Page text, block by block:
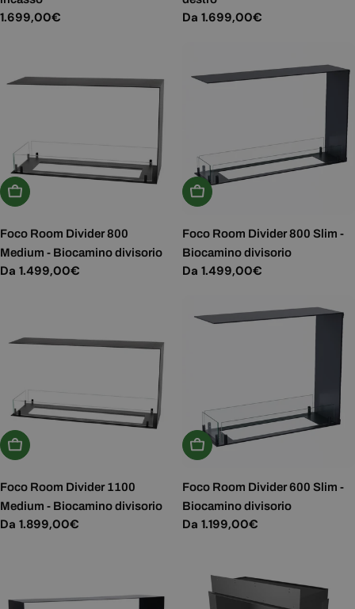
Prezzo
1.699,00€
Prezzo
Da 1.699,00€
Scegli Le Opzioni
Foco Room Divider 800
Medium - Biocamino divisorio
Prezzo
Da 1.499,00€
Scegli Le Opzioni
Foco Room Divider 800 Slim -
Biocamino divisorio
Prezzo
Da 1.499,00€
Scegli Le Opzioni
Foco Room Divider 1100
Medium - Biocamino divisorio
Prezzo
Da 1.899,00€
Scegli Le Opzioni
Foco Room Divider 600 Slim -
Biocamino divisorio
Prezzo
Da 1.199,00€